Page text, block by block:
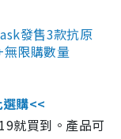
發售3款抗原
限購數量
購<<
就買到。產品可